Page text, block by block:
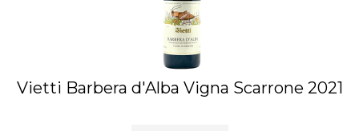
Vietti Barbera d'Alba Vigna Scarrone 2021